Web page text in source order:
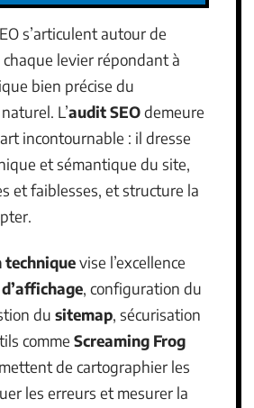
s’articulent autour de
levier répondant à
bien précise du
L’audit SEOdemeure
incontournable : il dresse
et sémantique du site,
et faiblesses, et structure la
vise l’excellence
, configuration du
du sitemap, sécurisation
comme Screaming Frog
de cartographier les
les erreurs et mesurer la